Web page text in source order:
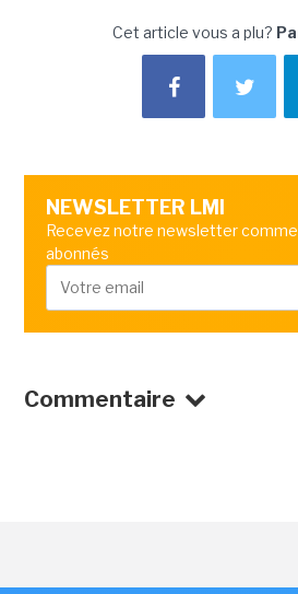
Cet article vous a plu?
NEWSLETTER LMI
Recevez notre newsletter
abonnés
Commentaire